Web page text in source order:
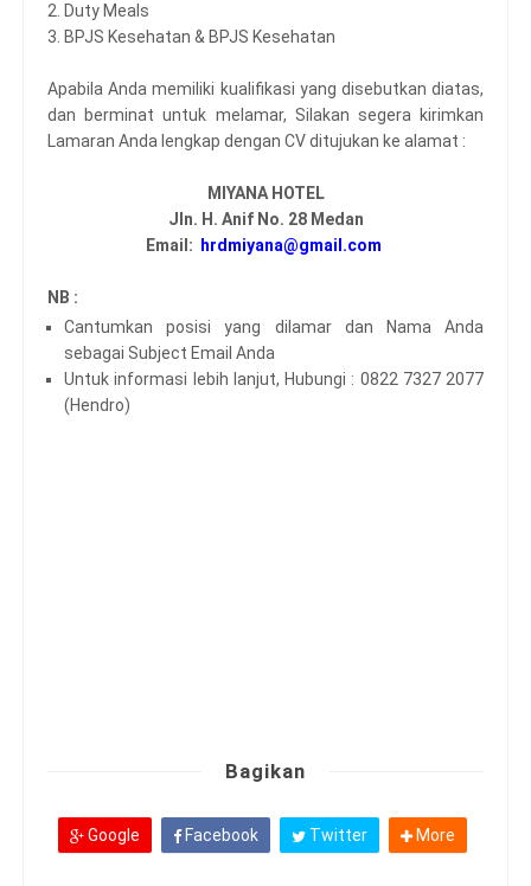
2. Duty Meals
3. BPJS Kesehatan & BPJS Kesehatan
Apabila Anda memiliki kualifikasi yang disebutkan diatas,
dan berminat untuk melamar, Silakan segera kirimkan
Lamaran Anda lengkap dengan CV ditujukan ke alamat :
MIYANA HOTEL
Jln. H. Anif No. 28 Medan
Email:
hrdmiyana@gmail.com
NB :
Cantumkan posisi yang dilamar dan Nama Anda
sebagai Subject Email Anda
Untuk informasi lebih lanjut, Hubungi : 0822 7327 2077
(Hendro)
Bagikan
Google Facebook Twitter More